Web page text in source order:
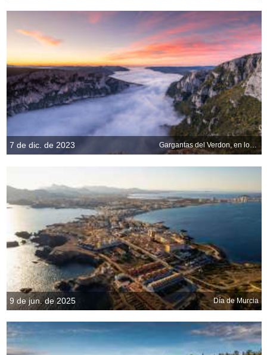
7 de dic. de 2023 Gargantas del Verdon, en los Alpes de Alta Provenza, Francia
9 de jun. de 2025 Día de Murcia